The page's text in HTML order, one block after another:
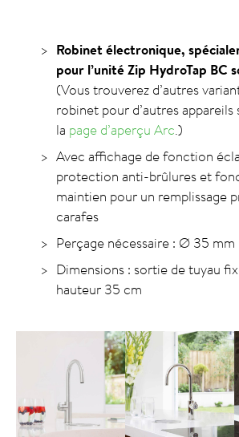
Robinet électronique,
pour l’unité Zip HydroTap BC
(Vous trouverez d’autres
robinet pour d’autres appareils
la page d’aperçu Arc.)
Avec affichage de fonction
protection anti-brûlures et
maintien pour un remplissage
carafes
Perçage nécessaire : Ø 35 mm
Dimensions : sortie de tuyau
hauteur 35 cm